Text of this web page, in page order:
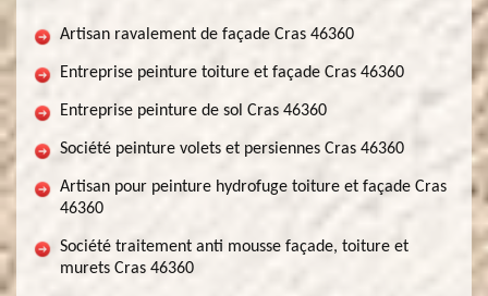
Artisan ravalement de façade Cras 46360
Entreprise peinture toiture et façade Cras 46360
Entreprise peinture de sol Cras 46360
Société peinture volets et persiennes Cras 46360
Artisan pour peinture hydrofuge toiture et façade Cras
46360
Société traitement anti mousse façade, toiture et
murets Cras 46360